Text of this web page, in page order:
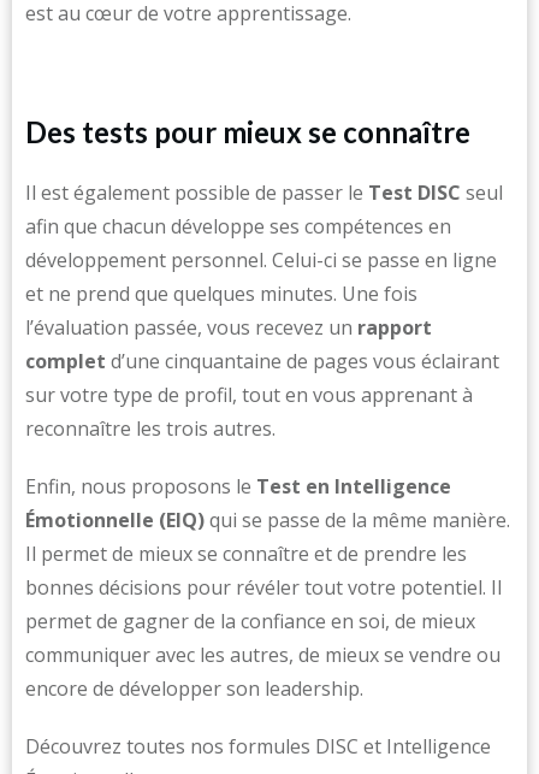
est au cœur de votre apprentissage.
Des tests pour mieux se connaître
Il est également possible de passer le Test DISC seul
afin que chacun développe ses compétences en
développement personnel. Celui-ci se passe en ligne
et ne prend que quelques minutes. Une fois
l’évaluation passée, vous recevez un rapport
complet d’une cinquantaine de pages vous éclairant
sur votre type de profil, tout en vous apprenant à
reconnaître les trois autres.
Enfin, nous proposons le Test en Intelligence
Émotionnelle (EIQ)qui se passe de la même manière.
Il permet de mieux se connaître et de prendre les
bonnes décisions pour révéler tout votre potentiel. Il
permet de gagner de la confiance en soi, de mieux
communiquer avec les autres, de mieux se vendre ou
encore de développer son leadership.
Découvrez toutes nos formules DISC et Intelligence